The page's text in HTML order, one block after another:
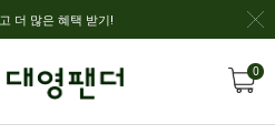
더 많은 혜택 받기!
0